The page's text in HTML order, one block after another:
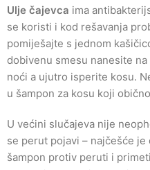
Ulje čajevca ima
se koristi i kod rešavanja
pomiješajte s jednom
dobivenu smesu nanesite
noći a ujutro isperite kosu.
u šampon za kosu koji
U većini slučajeva nije
se perut pojavi – najčešće
šampon protiv peruti i